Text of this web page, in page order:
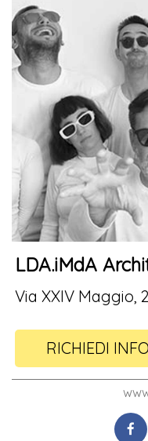
LDA.iMdA
Via XXIV Maggio,
RICHIEDI INFO